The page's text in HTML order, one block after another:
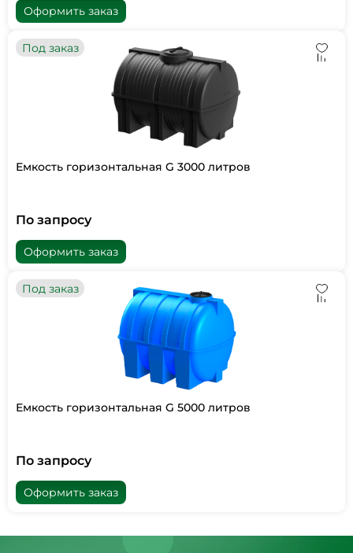
Оформить заказ
Под заказ
Емкость горизонтальная G 3000 литров
По запросу
Оформить заказ
Под заказ
Емкость горизонтальная G 5000 литров
По запросу
Оформить заказ